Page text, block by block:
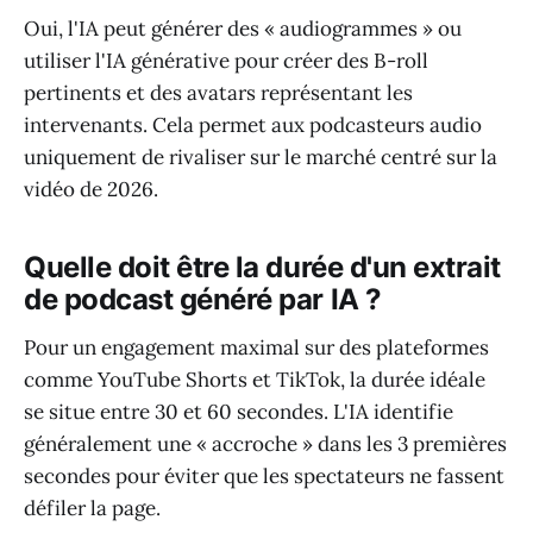
Oui, l'IA peut générer des « audiogrammes » ou
utiliser l'IA générative pour créer des B-roll
pertinents et des avatars représentant les
intervenants. Cela permet aux podcasteurs audio
uniquement de rivaliser sur le marché centré sur la
vidéo de 2026.
Quelle doit être la durée d'un extrait
de podcast généré par IA ?
Pour un engagement maximal sur des plateformes
comme YouTube Shorts et TikTok, la durée idéale
se situe entre 30 et 60 secondes. L'IA identifie
généralement une « accroche » dans les 3 premières
secondes pour éviter que les spectateurs ne fassent
défiler la page.